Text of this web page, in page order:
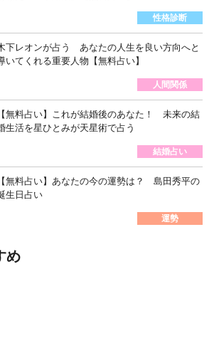
性格診断
下レオンが占う あなたの人生を良い方向へと
いてくれる重要人物【無料占い】
人間関係
【無料占い】これが結婚後のあなた！ 未来の結
生活を星ひとみが天星術で占う
結婚占い
【無料占い】あなたの今の運勢は？ 島田秀平の
生日占い
運勢
め